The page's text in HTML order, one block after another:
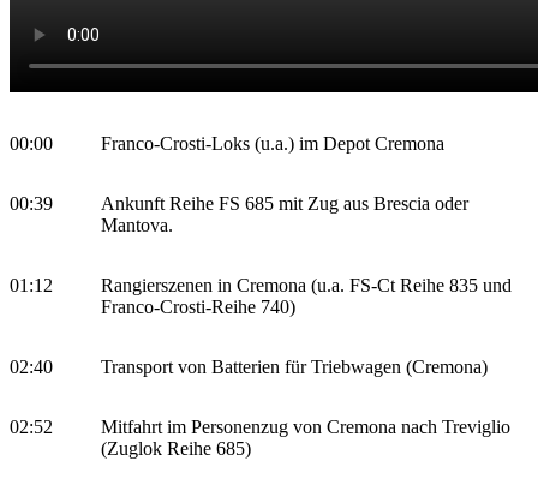
00:00 Franco-Crosti-Loks (u.a.) im Depot Cremona
00:39
Ankunft Reihe FS 685 mit Zug aus Brescia oder
Mantova.
01:12
Rangierszenen in Cremona (u.a. FS-Ct Reihe 835 und
Franco-Crosti-Reihe 740)
02:40 Transport von Batterien für Triebwagen (Cremona)
02:52
Mitfahrt im Personenzug von Cremona nach Treviglio
(Zuglok Reihe 685)